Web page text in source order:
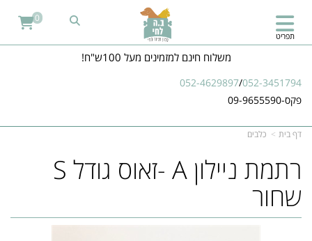
משלוח חינם למזמינים מעל 100ש"ח!
052-4629897/052-3451794
פקס-09-9655590
תפריט
0
דף בית כלבים
רתמת ניילון A -זאוס גודל S
שחור